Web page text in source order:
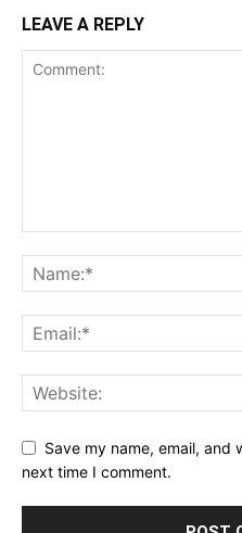
LEAVE A REPLY
Save my name, email, and
next time I comment.